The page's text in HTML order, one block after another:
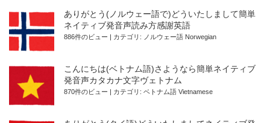
ありがとう(ノルウェー語で)どういたしまして簡単
ネイティブ発音声読み方感謝英語
886件のビュー カテゴリ: ノルウェー語 Norwegian
こんにちは(ベトナム語)さようなら簡単ネイティブ
発音声カタカナ文字ヴェトナム
870件のビュー カテゴリ: ベトナム語 Vietnamese